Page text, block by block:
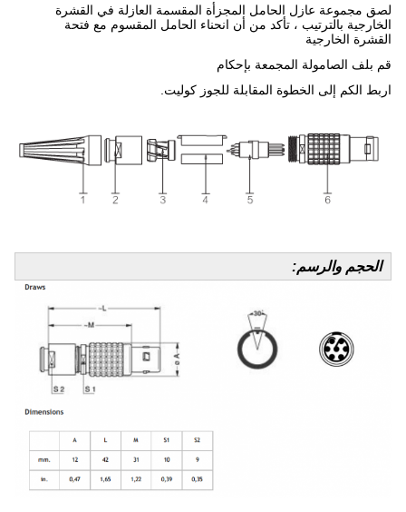
لصق مجموعة عازل الحامل المجزأة المقسمة العازلة في القشرة
الخارجية بالترتيب ، تأكد من أن انحناء الحامل المقسوم مع فتحة
القشرة الخارجية
قم بلف الصامولة المجمعة بإحكام
اربط الكم إلى الخطوة المقابلة للجوز كوليت.
الحجم والرسم: